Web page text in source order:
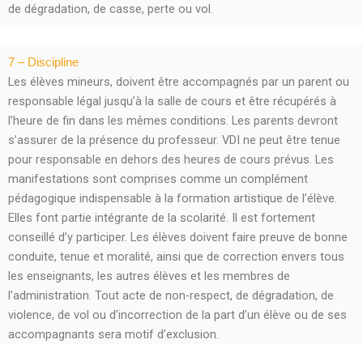
de dégradation, de casse, perte ou vol.
7 – Discipline
Les élèves mineurs, doivent être accompagnés par un parent ou
responsable légal jusqu’à la salle de cours et être récupérés à
l’heure de fin dans les mêmes conditions. Les parents devront
s’assurer de la présence du professeur. VDI ne peut être tenue
pour responsable en dehors des heures de cours prévus. Les
manifestations sont comprises comme un complément
pédagogique indispensable à la formation artistique de l’élève.
Elles font partie intégrante de la scolarité. Il est fortement
conseillé d’y participer. Les élèves doivent faire preuve de bonne
conduite, tenue et moralité, ainsi que de correction envers tous
les enseignants, les autres élèves et les membres de
l’administration. Tout acte de non-respect, de dégradation, de
violence, de vol ou d’incorrection de la part d’un élève ou de ses
accompagnants sera motif d’exclusion.